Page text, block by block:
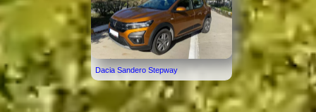
Dacia Sandero Stepway